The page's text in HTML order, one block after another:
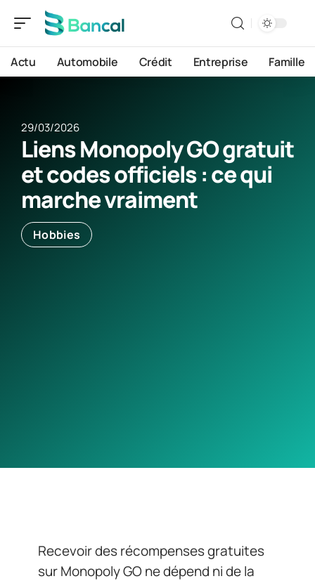
Actu Automobile Crédit Entreprise Famille
29/03/2026
Liens Monopoly GO gratuit
et codes officiels : ce qui
marche vraiment
Hobbies
Recevoir des récompenses gratuites
sur Monopoly GO ne dépend ni de la